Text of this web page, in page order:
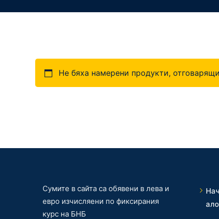
Не бяха намерени продукти,
Сумите в сайта са обявени в лева и
евро изчисляени по фиксирания
курс на БНБ
Нач
ало